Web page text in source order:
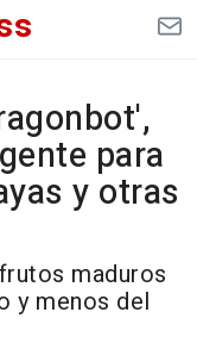
para
y otras
maduros
y menos del